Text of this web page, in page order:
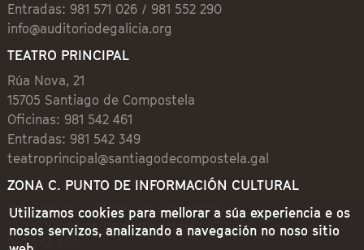
Entradas: 981 571 026 / 981 552 290
info@auditoriodegalicia.org
TEATRO PRINCIPAL
Rúa Nova, 21
15705 Santiago de Compostela
Oficinas: 981 542 461
Entradas: 981 542 349
teatroprincipal@santiagodecompostela.gal
ZONA C. PUNTO DE INFORMACIÓN CULTURAL
Preguntoiro, 1 (Praza de Cervantes)
15704 Santiago de Compostela
981 542 462
Utilizamos cookies para mellorar a súa experiencia e os
nosos servizos, analizando a navegación no noso sitio